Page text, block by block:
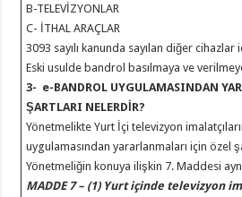
B-TELEVİZYONLAR
C- İTHAL ARAÇLAR
3093 sayılı kanunda sayılan diğer
Eski usulde bandrol basılmaya ve
3- e-BANDROL UYGULAMASINDAN
ŞARTLARI NELERDİR?
Yönetmelikte Yurt İçi televizyon
uygulamasından yararlanmaları için özel
Yönetmeliğin konuya ilişkin 7. Maddesi
MADDE 7 – (1) Yurt içinde televizyon